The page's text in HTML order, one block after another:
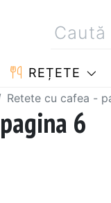
REȚETE
Retete cu cafea -
6